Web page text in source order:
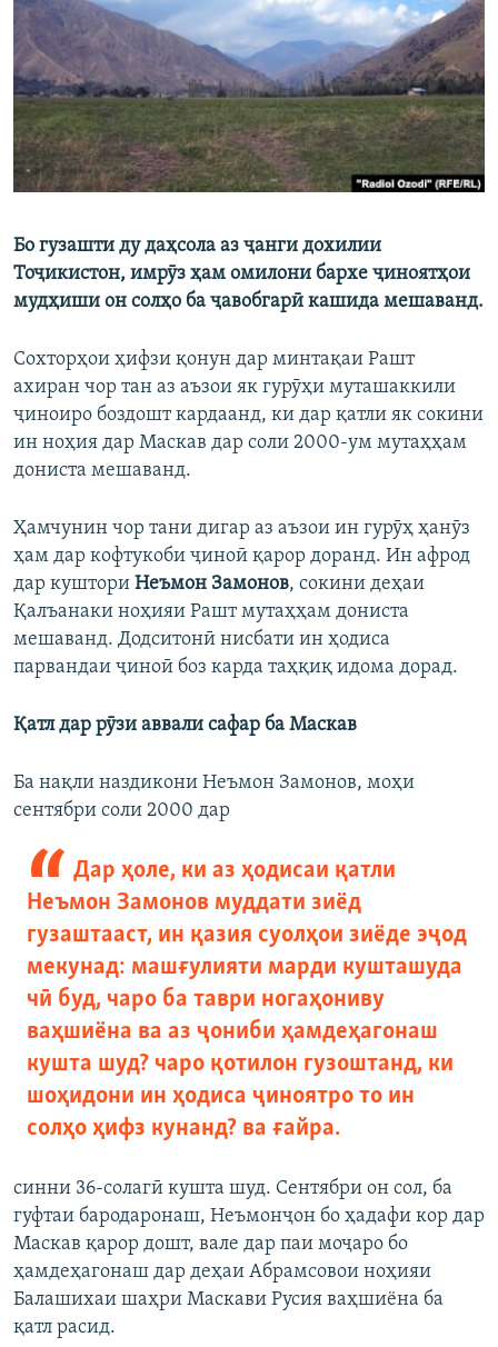
ГУЗОРИШҲОИ РАДИОӢ
Русский
ПАЙГИРӢ КУНЕД
Ҳамаи сомонаҳои RFE/RL
Бо гузашти ду даҳсола аз ҷанги дохилии
Тоҷикистон, имрӯз ҳам омилони бархе ҷиноятҳои
мудҳиши он солҳо ба ҷавобгарӣ кашида мешаванд.
Сохторҳои ҳифзи қонун дар минтақаи Рашт
ахиран чор тан аз аъзои як гурӯҳи муташаккили
ҷиноиро боздошт кардаанд, ки дар қатли як сокини
ин ноҳия дар Маскав дар соли 2000-ум мутаҳҳам
дониста мешаванд.
Ҳамчунин чор тани дигар аз аъзои ин гурӯҳ ҳанӯз
ҳам дар кофтукоби ҷиноӣ қарор доранд. Ин афрод
дар куштори Неъмон Замонов, сокини деҳаи
Қалъанаки ноҳияи Рашт мутаҳҳам дониста
мешаванд. Додситонӣ нисбати ин ҳодиса
парвандаи ҷиноӣ боз карда таҳқиқ идома дорад.
Қатл дар рӯзи аввали сафар ба Маскав
Ба нақли наздикони Неъмон Замонов, моҳи
сентябри соли 2000 дар
Дар ҳоле, ки аз ҳодисаи қатли
Неъмон Замонов муддати зиёд
гузаштааст, ин қазия суолҳои зиёде эҷод
мекунад: машғулияти марди кушташуда
чӣ буд, чаро ба таври ногаҳониву
ваҳшиёна ва аз ҷониби ҳамдеҳагонаш
кушта шуд? чаро қотилон гузоштанд, ки
шоҳидони ин ҳодиса ҷиноятро то ин
солҳо ҳифз кунанд? ва ғайра.
синни 36-солагӣ кушта шуд. Сентябри он сол, ба
гуфтаи бародаронаш, Неъмонҷон бо ҳадафи кор дар
Маскав қарор дошт, вале дар паи моҷаро бо
ҳамдеҳагонаш дар деҳаи Абрамсовои ноҳияи
Балашихаи шаҳри Маскави Русия ваҳшиёна ба
қатл расид.